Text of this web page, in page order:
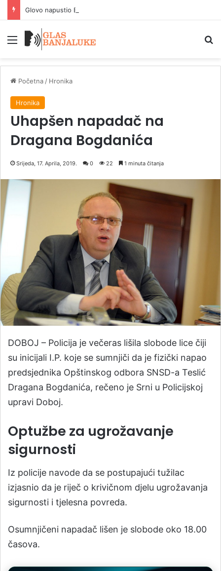
Glovo napustio BiH: Milionske obaveze i brojna pitanja
Meni
Početna / Hronika
Hronika
Uhapšen napadač na
Dragana Bogdanića
Srijeda, 17. Aprila, 2019. 0 22 1 minuta čitanja
DOBOJ – Policija je večeras lišila slobode lice čiji
su inicijali I.P. koje se sumnjiči da je fizički napao
predsjednika Opštinskog odbora SNSD-a Teslić
Dragana Bogdanića, rečeno je Srni u Policijskoj
upravi Doboj.
Optužbe za ugrožavanje
sigurnosti
Iz policije navode da se postupajući tužilac
izjasnio da je riječ o krivičnom djelu ugrožavanja
sigurnosti i tjelesna povreda.
Osumnjičeni napadač lišen je slobode oko 18.00
časova.